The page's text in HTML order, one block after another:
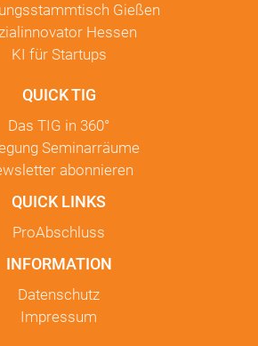
Gießen
Hessen
KI für Startups
QUICK TIG
Das TIG in 360°
Seminarräume
abonnieren
QUICK LINKS
ProAbschluss
INFORMATION
Datenschutz
Impressum